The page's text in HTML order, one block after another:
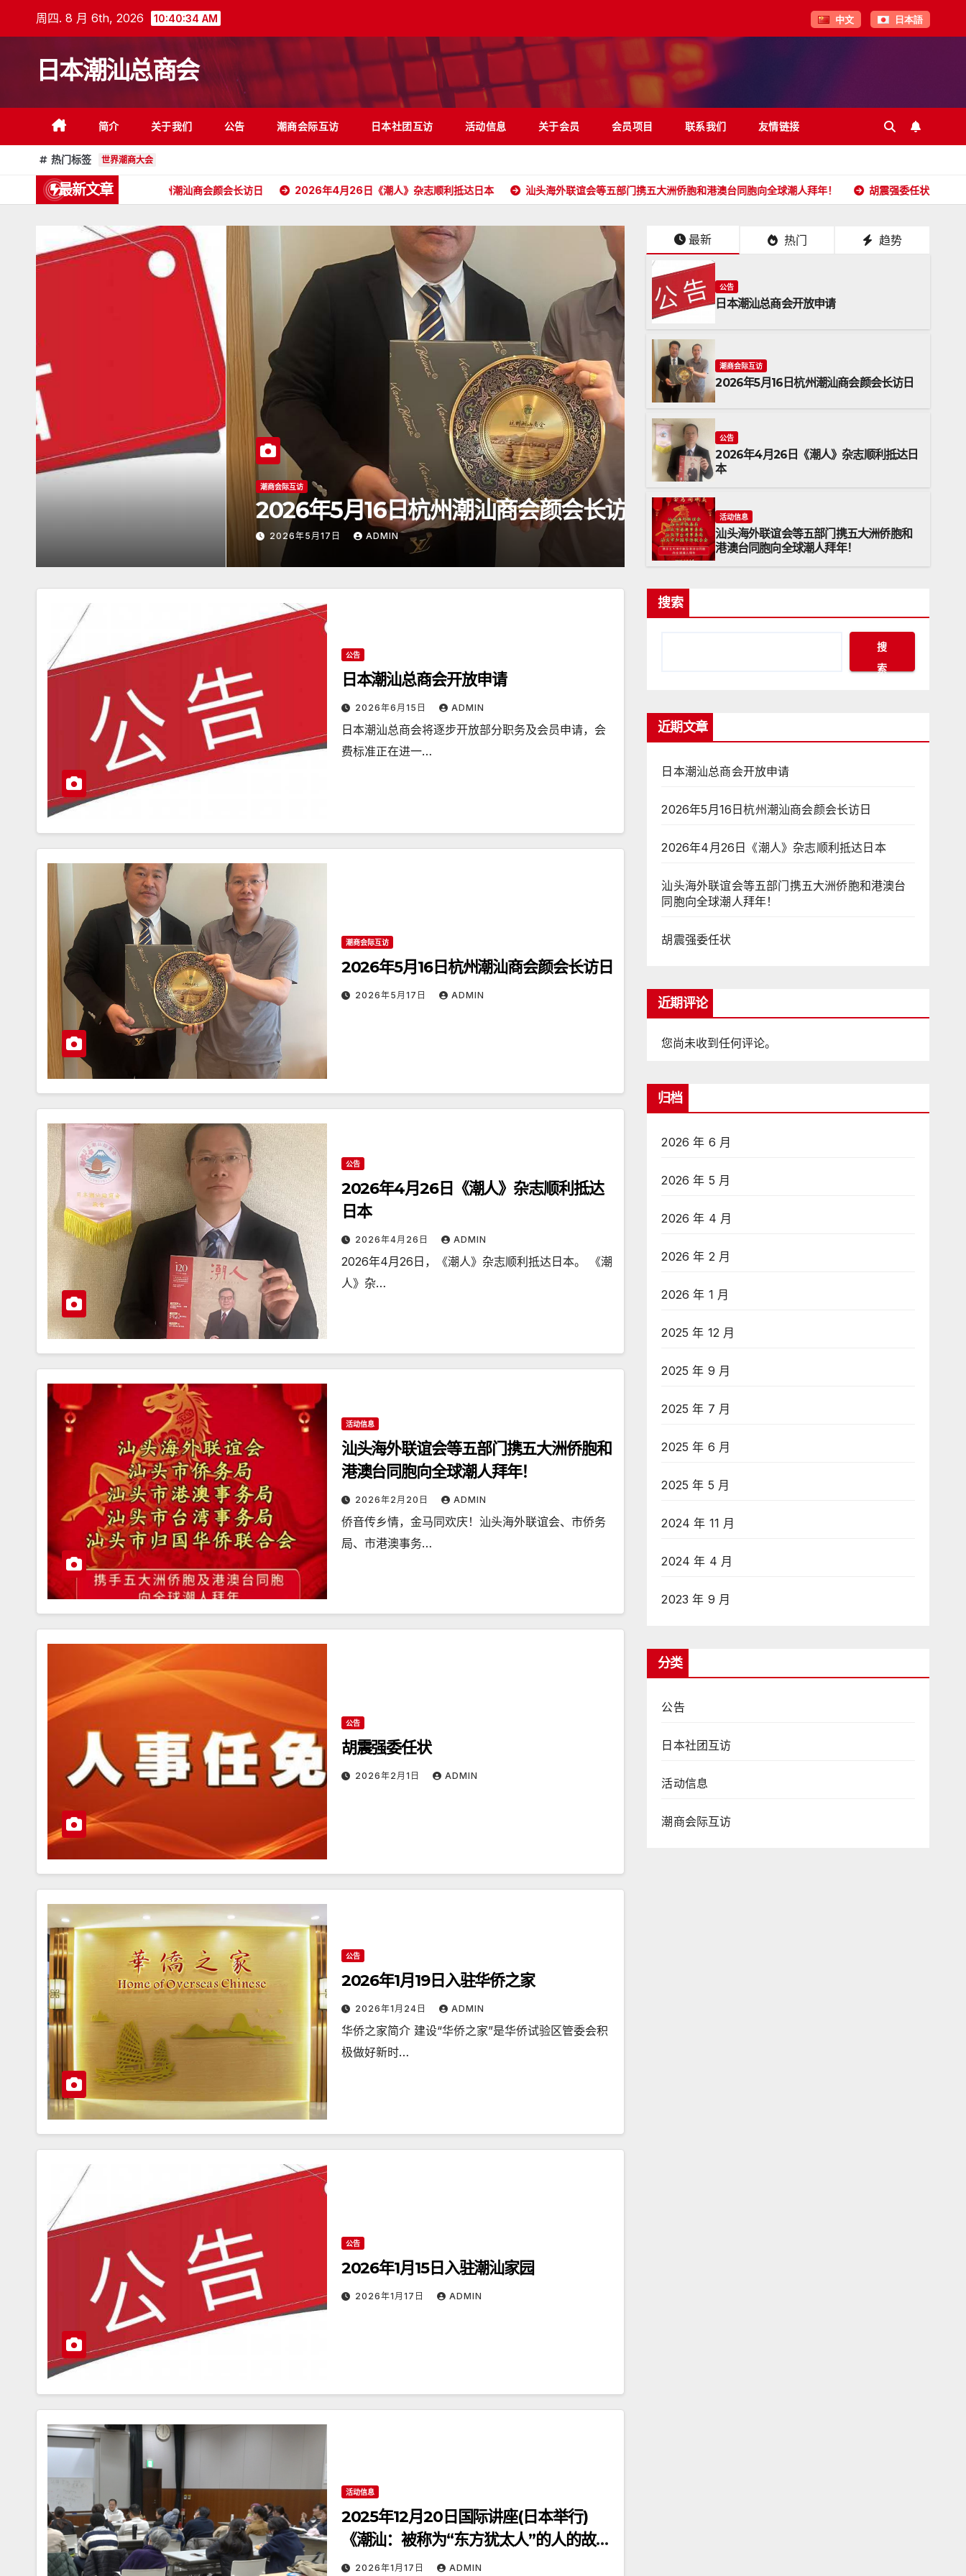
周四. 8 月 6th, 2026 10:40:36 AM 中文 日本語
日本潮汕总商会
简介 关于我们 公告 潮商会际互访 日本社团互访 活动信息 关于会员 会员项目 联系我们 友情链接
热门标签 世界潮商大会
最新文章
2026年5月16日杭州潮汕商会颜会长访日 2026年4月26日《潮人》杂志顺利抵达日本 汕头海外联谊会等五部门携五大洲侨胞和港澳台同胞向全球潮人拜年！ 胡震强委任状 日本潮汕
2026年5月16日杭州潮汕商会颜会长访日 2026年4月26日《潮人》杂志
2026年4月26日 ADMIN
最新 热门 趋势
公告
日本潮汕总商会开放申请
潮商会际互访
2026年5月16日杭州潮汕商会颜会长访日
公告
2026年4月26日《潮人》杂志顺利抵达日
本
活动信息
汕头海外联谊会等五部门携五大洲侨胞和
港澳台同胞向全球潮人拜年！
公告
日本潮汕总商会开放申请
2026年6月15日 ADMIN
日本潮汕总商会将逐步开放部分职务及会员申请，会
费标准正在进一…
潮商会际互访
2026年5月16日杭州潮汕商会颜会长访日
2026年5月17日 ADMIN
公告
2026年4月26日《潮人》杂志顺利抵达
日本
2026年4月26日 ADMIN
2026年4月26日，《潮人》杂志顺利抵达日本。 《潮
人》杂…
活动信息
汕头海外联谊会等五部门携五大洲侨胞和
港澳台同胞向全球潮人拜年！
2026年2月20日 ADMIN
侨音传乡情，金马同欢庆！汕头海外联谊会、市侨务
局、市港澳事务…
公告
胡震强委任状
2026年2月1日 ADMIN
公告
2026年1月19日入驻华侨之家
2026年1月24日 ADMIN
华侨之家简介 建设“华侨之家”是华侨试验区管委会积
极做好新时…
公告
2026年1月15日入驻潮汕家园
2026年1月17日 ADMIN
活动信息
2025年12月20日国际讲座(日本举行)
《潮汕：被称为“东方犹太人”的人的故
乡》2026年1月17日 ADMIN
搜索
搜
索
近期文章
日本潮汕总商会开放申请
2026年5月16日杭州潮汕商会颜会长访日
2026年4月26日《潮人》杂志顺利抵达日本
汕头海外联谊会等五部门携五大洲侨胞和港澳台
同胞向全球潮人拜年！
胡震强委任状
近期评论
您尚未收到任何评论。
归档
2026 年 6 月
2026 年 5 月
2026 年 4 月
2026 年 2 月
2026 年 1 月
2025 年 12 月
2025 年 9 月
2025 年 7 月
2025 年 6 月
2025 年 5 月
2024 年 11 月
2024 年 4 月
2023 年 9 月
分类
公告
日本社团互访
活动信息
潮商会际互访